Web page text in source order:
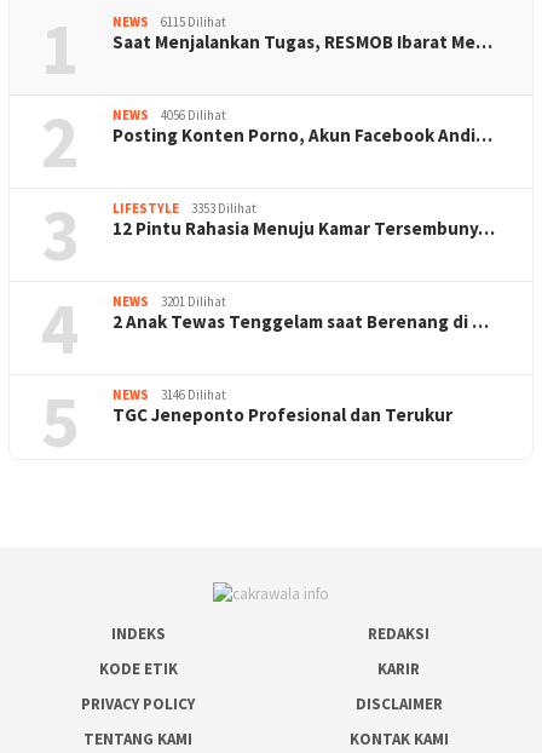
1 NEWS 6115 Dilihat
Saat Menjalankan Tugas, RESMOB Ibarat Me…
2 NEWS 4056 Dilihat
Posting Konten Porno, Akun Facebook Andi…
3 LIFESTYLE 3353 Dilihat
12 Pintu Rahasia Menuju Kamar Tersembuny…
4 NEWS 3201 Dilihat
2 Anak Tewas Tenggelam saat Berenang di …
5 NEWS 3146 Dilihat
TGC Jeneponto Profesional dan Terukur
INDEKS
REDAKSI
KODE ETIK
KARIR
PRIVACY POLICY
DISCLAIMER
TENTANG KAMI
KONTAK KAMI